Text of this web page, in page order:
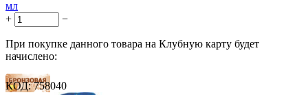
мл
+
−
При покупке данного товара на Клубную карту будет
начислено:
КОД: 758040